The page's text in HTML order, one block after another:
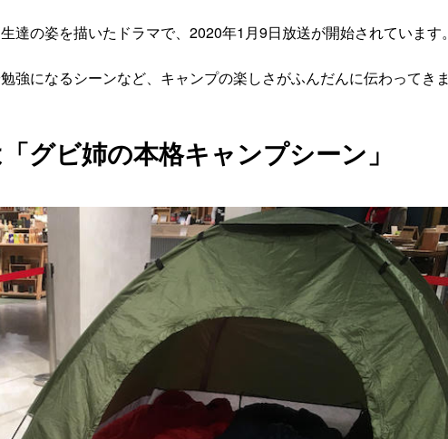
達の姿を描いたドラマで、2020年1月9日放送が開始されています。
強になるシーンなど、キャンプの楽しさがふんだんに伝わってきま
グビ姉の本格キャンプシーン」